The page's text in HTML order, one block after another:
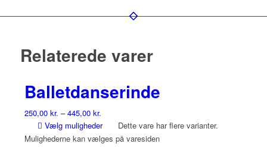
Relaterede varer
Balletdanserinde
250,00 kr. –445,00 kr.
Vælg muligheder
Dette vare har flere varianter.
Mulighederne kan vælges på varesiden